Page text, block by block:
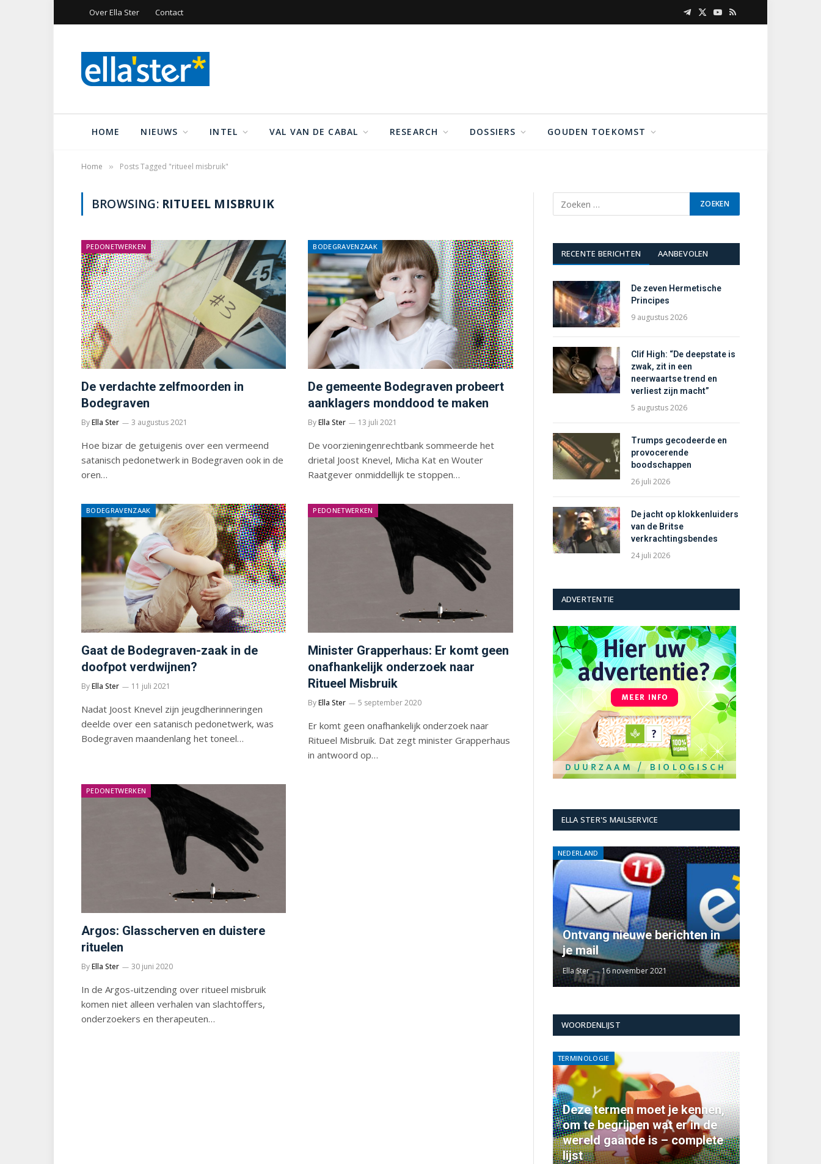
Over Ella Ster Contact Telegram
X
YouTube
RSS
HOME NIEUWS INTEL VAL VAN DE CABAL RESEARCH DOSSIERS GOUDEN TOEKOMST
Home » Posts Tagged "ritueel misbruik"
BROWSING: RITUEEL MISBRUIK
PEDONETWERKEN
De verdachte zelfmoorden in
Bodegraven
ByElla Ster 3 augustus 2021
Hoe bizar de getuigenis over een vermeend
satanisch pedonetwerk in Bodegraven ook in de
oren…
BODEGRAVENZAAK
De gemeente Bodegraven probeert
aanklagers monddood te maken
ByElla Ster 13 juli 2021
De voorzieningenrechtbank sommeerde het
drietal Joost Knevel, Micha Kat en Wouter
Raatgever onmiddellijk te stoppen…
BODEGRAVENZAAK
Gaat de Bodegraven-zaak in de
doofpot verdwijnen?
ByElla Ster 11 juli 2021
Nadat Joost Knevel zijn jeugdherinneringen
deelde over een satanisch pedonetwerk, was
Bodegraven maandenlang het toneel…
PEDONETWERKEN
Minister Grapperhaus: Er komt geen
onafhankelijk onderzoek naar
Ritueel Misbruik
ByElla Ster 5 september 2020
Er komt geen onafhankelijk onderzoek naar
Ritueel Misbruik. Dat zegt minister Grapperhaus
in antwoord op…
PEDONETWERKEN
Argos: Glasscherven en duistere
rituelen
ByElla Ster 30 juni 2020
In de Argos-uitzending over ritueel misbruik
komen niet alleen verhalen van slachtoffers,
onderzoekers en therapeuten…
RECENTE BERICHTEN AANBEVOLEN
De zeven Hermetische
Principes
9 augustus 2026
Clif High: “De deepstate is
zwak, zit in een
neerwaartse trend en
verliest zijn macht”
5 augustus 2026
Trumps gecodeerde en
provocerende
boodschappen
26 juli 2026
De jacht op klokkenluiders
van de Britse
verkrachtingsbendes
24 juli 2026
ADVERTENTIE
ELLA STER'S MAILSERVICE
NEDERLAND
Ontvang nieuwe berichten in
je mail
Ella Ster 16 november 2021
WOORDENLIJST
TERMINOLOGIE
Deze termen moet je kennen,
om te begrijpen wat er in de
wereld gaande is – complete
lijst